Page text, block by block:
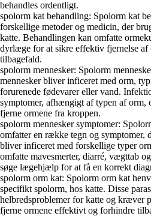
behandles ordentligt.
spolorm kat behandling: Spolorm kat
forskellige metoder og medicin, der
katte. Behandlingen kan omfatte
dyrlæge for at sikre effektiv fjernelse af
tilbagefald.
spolorm mennesker: Spolorm
mennesker bliver inficeret med orm,
forurenede fødevarer eller vand.
symptomer, afhængigt af typen af
fjerne ormene fra kroppen.
spolorm mennesker symptomer:
omfatter en række tegn og symptomer,
bliver inficeret med forskellige typer
omfatte mavesmerter, diarré, vægttab
søge lægehjælp for at få en korrekt
spolorm orm kat: Spolorm orm kat
specifikt spolorm, hos katte. Disse
helbredsproblemer for katte og kræver
fjerne ormene effektivt og forhindre